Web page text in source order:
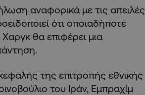
αναφορικά με τις απειλές
ότι οποιαδήποτε
θα επιφέρει μια
της επιτροπής εθνικής
του Ιράν, Εμπραχίμ